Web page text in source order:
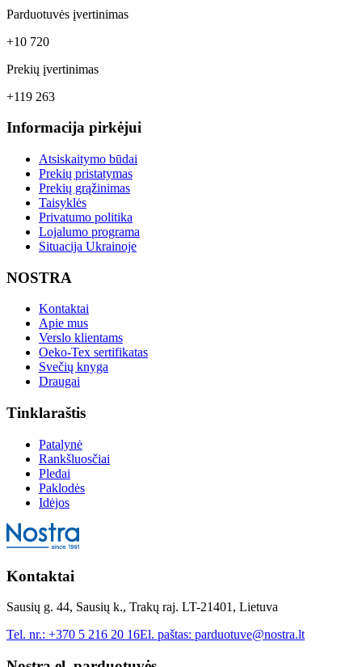
Parduotuvės įvertinimas
+10 720
Prekių įvertinimas
+119 263
Informacija pirkėjui
Atsiskaitymo būdai
Prekių pristatymas
Prekių grąžinimas
Taisyklės
Privatumo politika
Lojalumo programa
Situacija Ukrainoje
NOSTRA
Kontaktai
Apie mus
Verslo klientams
Oeko-Tex sertifikatas
Svečių knyga
Draugai
Tinklaraštis
Patalynė
Rankšluosčiai
Pledai
Paklodės
Idėjos
Kontaktai
Sausių g. 44, Sausių k., Trakų raj. LT-21401, Lietuva
Tel. nr.: +370 5 216 20 16El. paštas: parduotuve@nostra.lt